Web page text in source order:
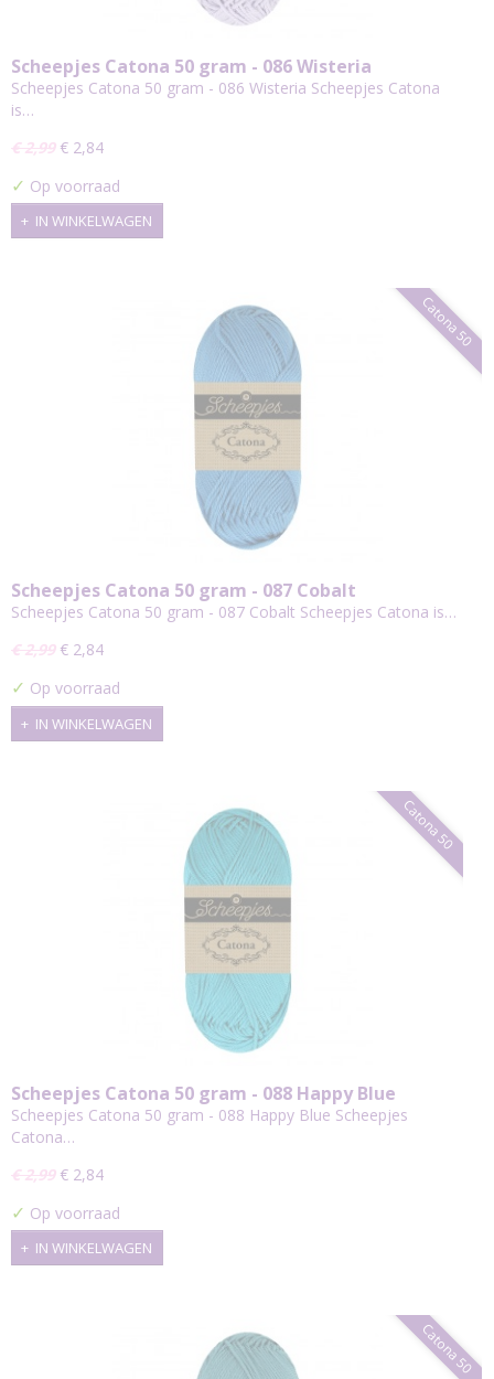
Scheepjes Catona 50 gram - 086 Wisteria
Scheepjes Catona 50 gram - 086 Wisteria Scheepjes Catona
is…
€ 2,99 € 2,84
✓ Op voorraad
IN WINKELWAGEN
Catona 50
Scheepjes Catona 50 gram - 087 Cobalt
Scheepjes Catona 50 gram - 087 Cobalt Scheepjes Catona is…
€ 2,99 € 2,84
✓ Op voorraad
IN WINKELWAGEN
Catona 50
Scheepjes Catona 50 gram - 088 Happy Blue
Scheepjes Catona 50 gram - 088 Happy Blue Scheepjes
Catona…
€ 2,99 € 2,84
✓ Op voorraad
IN WINKELWAGEN
Catona 50